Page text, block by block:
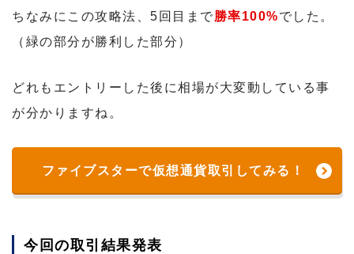
ちなみにこの攻略法、5回目まで勝率100%でした。
（緑の部分が勝利した部分）
どれもエントリーした後に相場が大変動している事
が分かりますね。
ファイブスターで仮想通貨取引してみる！
今回の取引結果発表